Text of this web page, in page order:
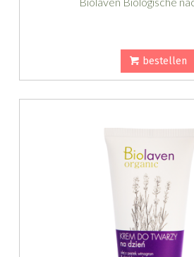
bestellen